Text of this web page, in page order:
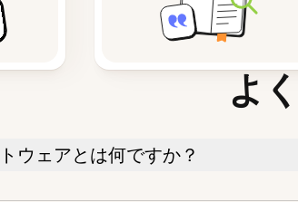
よ
ウェアとは何ですか？